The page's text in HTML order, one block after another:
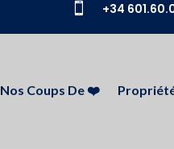
 +34
Nos Coups De ❤️